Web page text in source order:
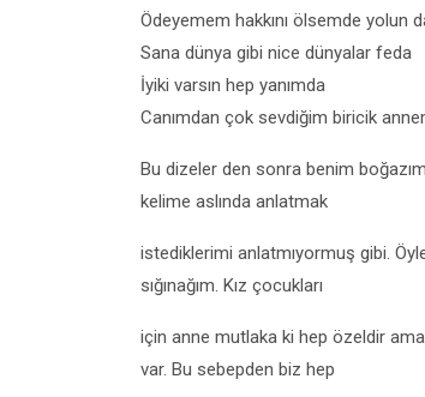
Ödeyemem hakkını ölsemde yolun
Sana dünya gibi nice dünyalar feda
İyiki varsın hep yanımda
Canımdan çok sevdiğim biricik
Bu dizeler den sonra benim
kelime aslında anlatmak
istediklerimi anlatmıyormuş gibi.
sığınağım. Kız çocukları
için anne mutlaka ki hep özeldir
var. Bu sebepden biz hep